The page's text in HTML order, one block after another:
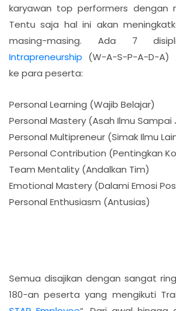
karyawan top performers dengan
Tentu saja hal ini akan
masing-masing. Ada 7
Intrapreneurship (W-A-S-P-A-D-A)
ke para peserta:
Personal Learning (Wajib Belajar)
Personal Mastery (Asah Ilmu Sampai
Personal Multipreneur (Simak Ilmu
Personal Contribution (Pentingkan
Team Mentality (Andalkan Tim)
Emotional Mastery (Dalami Emosi
Personal Enthusiasm (Antusias)
Semua disajikan dengan sangat
180-an peserta yang mengikuti